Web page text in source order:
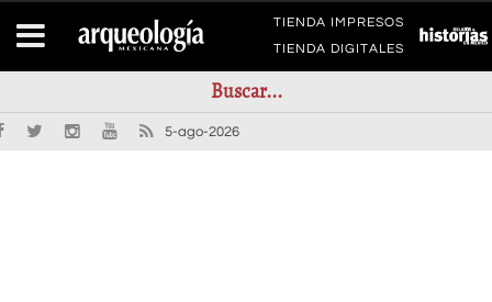
TIENDA IMPRESOS
TIENDA DIGITALES
5-ago-2026